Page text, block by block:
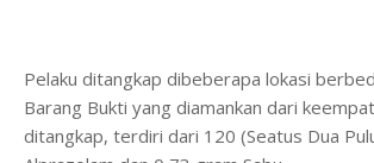
Pelaku ditangkap dibeberapa lokasi
Barang Bukti yang diamankan dari
ditangkap, terdiri dari 120 (Seatus Dua